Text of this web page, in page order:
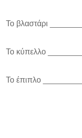
Το βλαστάρι
Το κύπελλο
Το έπιπλο